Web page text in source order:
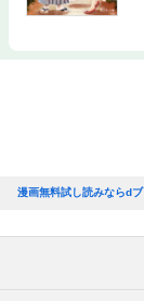
漫画無料試し読みならdブ